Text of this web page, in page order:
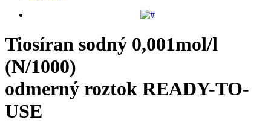
Tiosíran sodný 0,001mol/l
(N/1000)
odmerný roztok READY-TO-
USE